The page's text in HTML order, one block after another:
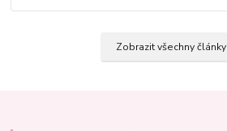
Zobrazit všechny články